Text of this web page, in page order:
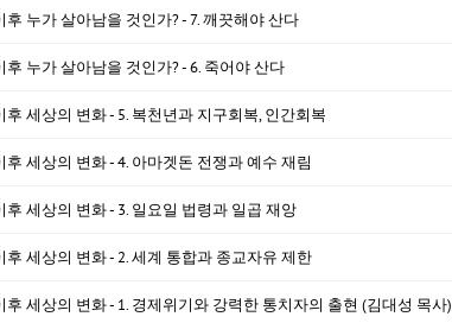
후 누가 살아남을 것인가? - 7. 깨끗해야 산다
후 누가 살아남을 것인가? - 6. 죽어야 산다
후 세상의 변화 - 5. 복천년과 지구회복, 인간회복
후 세상의 변화 - 4. 아마겟돈 전쟁과 예수 재림
후 세상의 변화 - 3. 일요일 법령과 일곱 재앙
후 세상의 변화 - 2. 세계 통합과 종교자유 제한
후 세상의 변화 - 1. 경제위기와 강력한 통치자의 출현 (김대성 목사)